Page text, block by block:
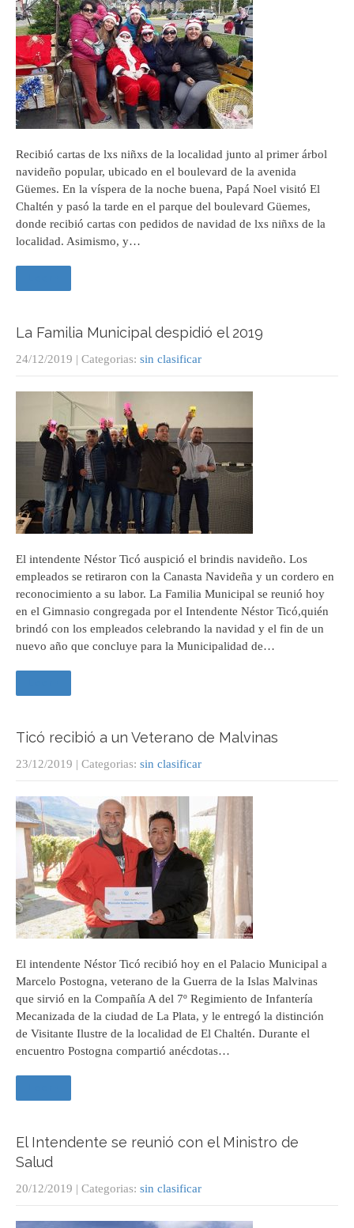
Recibió cartas de lxs niñxs de la localidad junto al primer árbol
navideño popular, ubicado en el boulevard de la avenida
Güemes. En la víspera de la noche buena, Papá Noel visitó El
Chaltén y pasó la tarde en el parque del boulevard Güemes,
donde recibió cartas con pedidos de navidad de lxs niñxs de la
localidad. Asimismo, y…
La Familia Municipal despidió el 2019
24/12/2019 | Categorias: sin clasificar
El intendente Néstor Ticó auspició el brindis navideño. Los
empleados se retiraron con la Canasta Navideña y un cordero en
reconocimiento a su labor. La Familia Municipal se reunió hoy
en el Gimnasio congregada por el Intendente Néstor Ticó,quién
brindó con los empleados celebrando la navidad y el fin de un
nuevo año que concluye para la Municipalidad de…
Ticó recibió a un Veterano de Malvinas
23/12/2019 | Categorias: sin clasificar
El intendente Néstor Ticó recibió hoy en el Palacio Municipal a
Marcelo Postogna, veterano de la Guerra de la Islas Malvinas
que sirvió en la Compañía A del 7º Regimiento de Infantería
Mecanizada de la ciudad de La Plata, y le entregó la distinción
de Visitante Ilustre de la localidad de El Chaltén. Durante el
encuentro Postogna compartió anécdotas…
El Intendente se reunió con el Ministro de
Salud
20/12/2019 | Categorias: sin clasificar